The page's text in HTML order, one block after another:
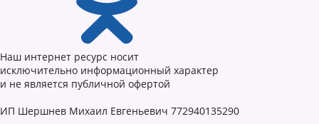
Наш интернет ресурс носит
исключительно информационный характер
и не является публичной офертой
ИП Шершнев Михаил Евгеньевич 772940135290